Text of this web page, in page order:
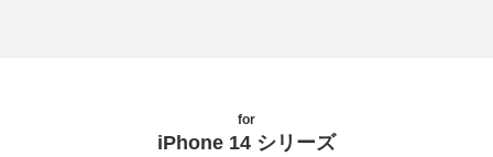
for
iPhone 14 シリーズ